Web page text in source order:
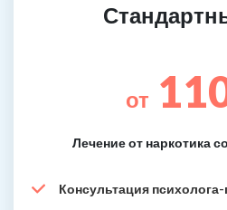
от
Лечение от наркотика
Консультация